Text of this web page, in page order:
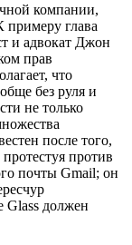
компании,
примеру глава
и адвокат Джон
прав
что
без руля и
не только
после того,
против
почты Gmail; он
Glass должен